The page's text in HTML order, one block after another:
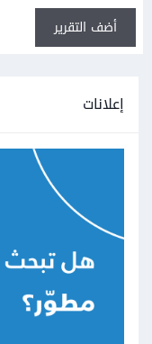
أضف التقرير
إعلانات